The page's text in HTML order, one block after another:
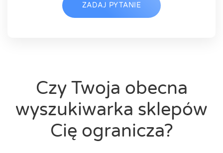
ZADAJ PYTANIE
Czy Twoja obecna
wyszukiwarka sklepów
Cię ogranicza?